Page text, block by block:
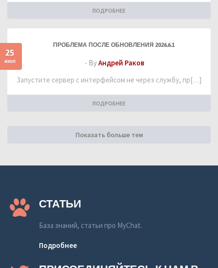
ПОДРОБНЕЕ
25
июл
ПРОБЛЕМА ПОСЛЕ ОБНОВЛЕНИЯ 2026.6.1
- ByАндрей Раков
Запустите сервер с интерфейсом не через службу, пр[…]
ПОДРОБНЕЕ
Показать больше тем
СТАТЬИ
База знаний, статьи про MyChat.
Подробнее